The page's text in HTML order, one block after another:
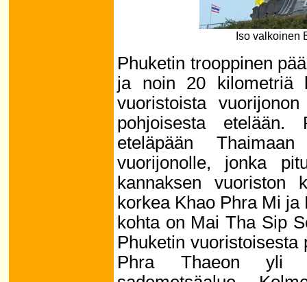
Iso valkoinen
Phuketin trooppinen
ja noin 20 kilometriä
vuoristoista
pohjoisesta etelään.
eteläpään
vuorijonolle, jonka
kannaksen vuoriston
korkea Khao Phra Mi
kohta on Mai Tha Sip
Phuketin
Phra Thaeon yli